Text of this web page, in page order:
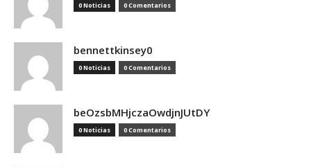
0 Noticias 0 Comentarios
bennettkinsey0
0 Noticias 0 Comentarios
beOzsbMHjczaOwdjnJUtDY
0 Noticias 0 Comentarios